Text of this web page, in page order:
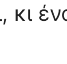
κι